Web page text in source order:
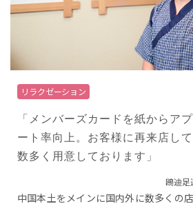
リラクゼーション
「メンバーズカードを紙からア
ート率向上。お客様に再来店し
数多く用意しております」
鴎迪足
中国本土をメインに国内外に数多くの